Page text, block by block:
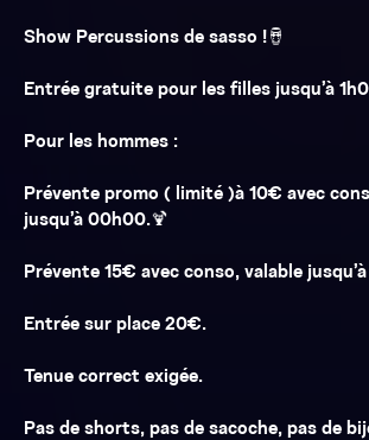
Show Percussions de sasso !🪘
Entrée gratuite pour les filles jusqu’à
Pour les hommes :
Prévente promo ( limité )à 10€ avec
jusqu’à 00h00.🍹
Prévente 15€ avec conso, valable
Entrée sur place 20€.
Tenue correct exigée.
Pas de shorts, pas de sacoche, pas de